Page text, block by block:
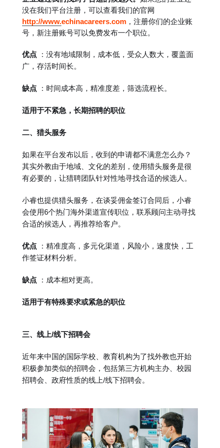
没在我们平台注册，可以查看我们的官网
http://www.echinacareers.com ，注册你们的企业账
号，新注册账号可以免费发布一个职位。
优点 ：没有地域限制，成本低，受众人数大，覆盖面
广，存活时间长。
缺点 ：时间成本高，精准度差，筛选流程长。
适用于不紧急，长期招聘的职位
二、猎头服务
如果在平台发布以后，收到的申请都不满意怎么办？
其实外教由于地域、文化的差别，使用猎头服务是很
有必要的，让猎聘团队针对性地寻找合适的候选人。
小睿也提供猎头服务，在谈妥佣金签订合同后，小睿
会使用6个热门海外渠道宣传职位，联系顾问主动寻找
合适的候选人，再推荐给客户。
优点 ：精准度高，多元化渠道，风险小，速度快，工
作签证材料分析。
缺点 ：成本相对更高。
适用于有特殊要求或紧急的职位
三、线上/线下招聘会
近年来中国的国际学校、教育机构为了找外教也开始
积极参加类似的招聘会，包括第三方机构主办、校园
招聘会、政府性质的线上/线下招聘会。